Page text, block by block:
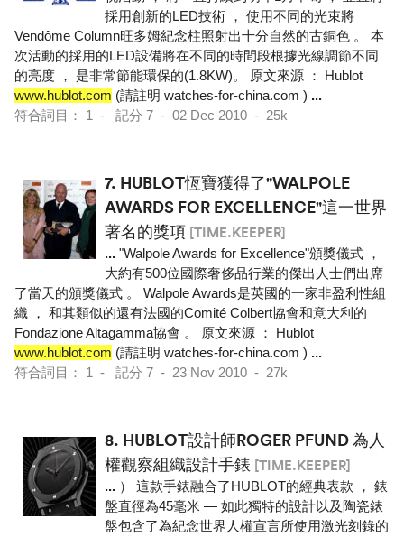
採用創新的LED技術 ， 使用不同的光束將
Vendôme Column旺多姆紀念柱照射出十分自然的古銅色 。 本
次活動的採用的LED設備將在不同的時間段根據光線調節不同
的亮度 ， 是非常節能環保的(1.8KW)。 原文來源 ： Hublot
www.hublot.com (請註明 watches-for-china.com ) ...
符合詞目： 1 - 記分 7 - 02 Dec 2010 - 25k
7. HUBLOT恆寶獲得了"WALPOLE
AWARDS FOR EXCELLENCE"這一世界
著名的獎項 [TIME.KEEPER]
... "Walpole Awards for Excellence"頒獎儀式 ，
大約有500位國際奢侈品行業的傑出人士們出席
了當天的頒獎儀式 。 Walpole Awards是英國的一家非盈利性組
織 ， 和其類似的還有法國的Comité Colbert協會和意大利的
Fondazione Altagamma協會 。 原文來源 ： Hublot
www.hublot.com (請註明 watches-for-china.com ) ...
符合詞目： 1 - 記分 7 - 23 Nov 2010 - 27k
8. HUBLOT設計師ROGER PFUND 為人
權觀察組織設計手錶 [TIME.KEEPER]
... ） 這款手錶融合了HUBLOT的經典表款 ， 錶
盤直徑為45毫米 — 如此獨特的設計以及陶瓷錶
盤包含了為紀念世界人權宣言所使用激光刻錄的